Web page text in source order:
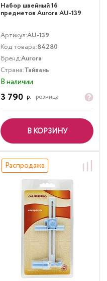
Набор швейный 16
предметов Aurora AU-139
Артикул:AU-139
Код товара:84280
Бренд:Aurora
Страна:Тайвань
В наличии
3 790 р. розница
В КОРЗИНУ
Распродажа